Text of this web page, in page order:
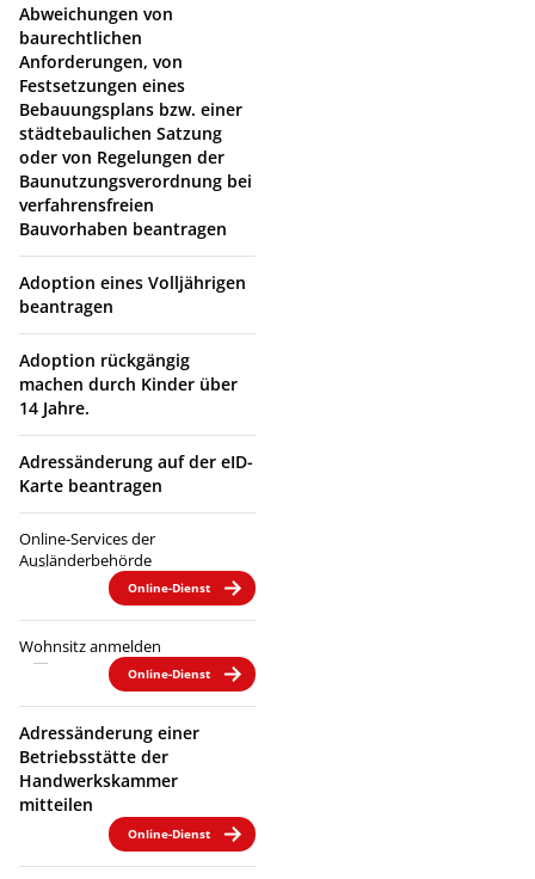
Abweichungen von
baurechtlichen
Anforderungen, von
Festsetzungen eines
Bebauungsplans bzw. einer
städtebaulichen Satzung
oder von Regelungen der
Baunutzungsverordnung bei
verfahrensfreien
Bauvorhaben beantragen
Adoption eines Volljährigen
beantragen
Adoption rückgängig
machen durch Kinder über
14 Jahre.
Adressänderung auf der eID-
Karte beantragen
Online-Services der
Ausländerbehörde
Online-Dienst
Wohnsitz anmelden
Online-Dienst
Adressänderung einer
Betriebsstätte der
Handwerkskammer
mitteilen
Online-Dienst